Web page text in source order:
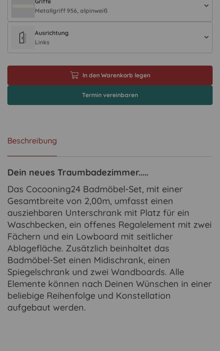
Metallgriff 956, alpinweiß
Ausrichtung
Links
In den Warenkorb legen
Termin vereinbaren
Beschreibung
Dein neues Traumbadezimmer.....
Das Cocooning24 Badmöbel-Set, mit einer
Gesamtbreite von 2,00m, umfasst einen
ausziehbaren Unterschrank mit Platz für ein
Waschbecken, ein offenes Regalelement mit zwei
Fächern und ein Lowboard mit seitlicher
Ablagefläche. Zusätzlich beinhaltet das
Badmöbel-Set einen Midischrank, einen
Spiegelschrank und zwei Wandboards. Alle
Elemente können nach Deinen Wünschen in einer
beliebige Reihenfolge und Konstellation
aufgebaut werden.